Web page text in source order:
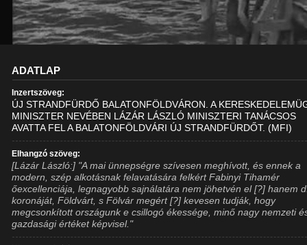
ADATLAP
Inzertszöveg:
ÚJ STRANDFÜRDŐ BALATONFÖLDVÁRON. A
MINISZTER NEVÉBEN LÁZÁR LÁSZLÓ MINISZTERI TANÁCSOS
AVATTA FEL A BALATONFÖLDVÁRI ÚJ STRANDFÜRDŐT. (MFI)
Elhangzó szöveg:
[Lázár László:] "A mai ünnepségre szívesen meghívott, és ennek a
modern, szép alkotásnak felavatására felkért Fabinyi Tihamér
őexcellenciája, legnagyobb sajnálatára nem jöhetvén el [?] hanem
koronáját, Földvárt, s Fölvár megért [?] kevesen tudják, hogy
megcsonkított országunk e csillogó ékessége, minő nagy nemzeti
gazdasági értéket képvisel."